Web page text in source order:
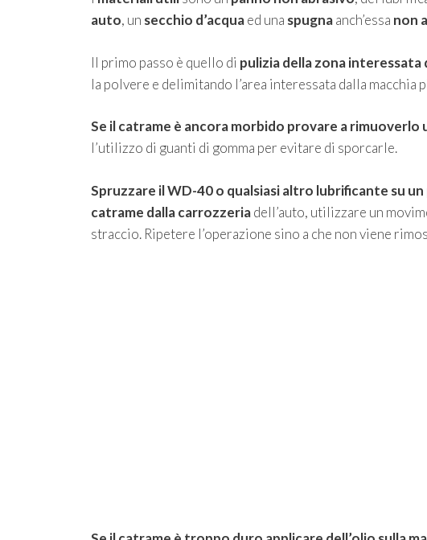
auto, un secchio d’acquaed una spugnaanch’essa non
Il primo passo è quello di pulizia della zona interessata
la polvere e delimitando l’area interessata dalla macchia
Se il catrame è ancora morbido provare a rimuoverlo
l’utilizzo di guanti di gomma per evitare di sporcarle.
Spruzzare il WD-40 o qualsiasi altro lubrificante su
catrame dalla carrozzeriadell’auto, utilizzare un
straccio. Ripetere l’operazione sino a che non viene